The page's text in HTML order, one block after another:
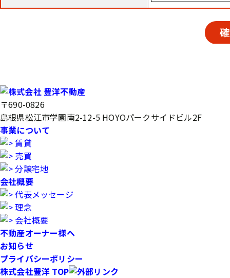
〒690-0826
島根県松江市学園南2-12-5 HOYOパークサイドビル2F
事業について
賃貸
売買
分譲宅地
会社概要
代表メッセージ
理念
会社概要
不動産オーナー様へ
お知らせ
プライバシーポリシー
株式会社豊洋 TOP